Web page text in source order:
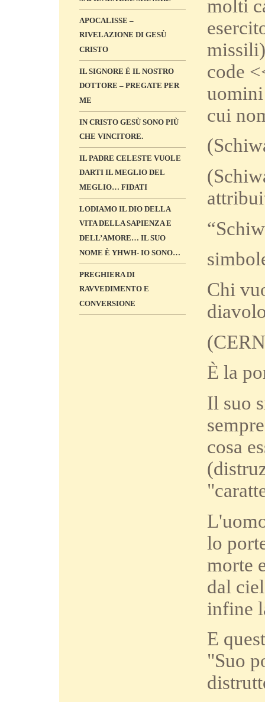
APOCALISSE –
RIVELAZIONE DI GESÙ
CRISTO
IL SIGNORE É IL NOSTRO
DOTTORE – PREGATE PER
ME
IN CRISTO GESÙ SONO PIÙ
CHE VINCITORE.
IL PADRE CELESTE VUOLE
DARTI IL MEGLIO DEL
MEGLIO… FIDATI
LODIAMO IL DIO DELLA
VITA DELLA SAPIENZA E
DELL’AMORE… IL SUO
NOME È YHWH- IO SONO…
PREGHIERA DI
RAVVEDIMENTO E
CONVERSIONE
molti
code
cui
Chi
È la
Il suo
cosa
lo
morte
dal
infine
E
"Suo